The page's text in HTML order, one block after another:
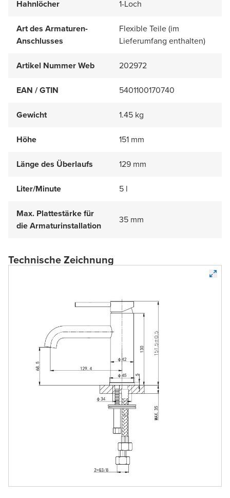
Hahnlöcher 1-Loch
Art des Armaturen-
Anschlusses
Flexible Teile (im
Lieferumfang enthalten)
Artikel Nummer Web 202972
EAN / GTIN 5401100170740
Gewicht 1.45 kg
Höhe 151 mm
Länge des Überlaufs 129 mm
Liter/Minute 5 l
Max. Plattestärke für
die Armaturinstallation
35 mm
Technische Zeichnung